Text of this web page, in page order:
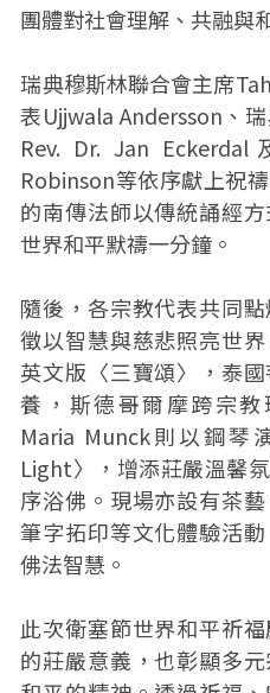
團體對社會理解、共融與
瑞典穆斯林聯合會主席
表Ujjwala Andersson、
Rev. Dr. Jan
Robinson等依序獻上祝
的南傳法師以傳統誦經
世界和平默禱一分鐘。
隨後，各宗教代表共同
徵以智慧與慈悲照亮世
英文版〈三寶頌〉，泰
養，斯德哥爾摩跨宗教
Maria Munck則以鋼琴
Light〉，增添莊嚴溫馨
序浴佛。現場亦設有茶
筆字拓印等文化體驗活
佛法智慧。
此次衛塞節世界和平祈
的莊嚴意義，也彰顯多